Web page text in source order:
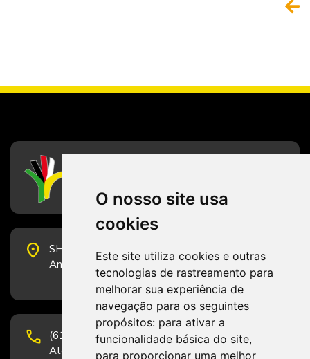
O nosso site usa
cookies
Este site utiliza cookies e outras
tecnologias de rastreamento para
melhorar sua experiência de
navegação para os seguintes
propósitos: para ativar a
funcionalidade básica do site,
para proporcionar uma melhor
place
SHS Quadra 6, Bloco E, Complexo Brasil 21, 20º
Andar, Sala 2001 - CEP 70322-915 - Brasília/DF
phone
(61) 3223-1652 e (61) 98131-3801.
Atendimento por telefone em horário comercial